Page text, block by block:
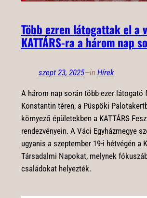
Több ezren látogattak el a
KATTÁRS-ra a három nap
szept 23, 2025—in Hírek
A három nap során több ezer látogató
Konstantin téren, a Püspöki
környező épületekben a KATTÁRS
rendezvényein. A Váci Egyházmegye
ugyanis a szeptember 19-i hétvégén a
Társadalmi Napokat, melynek
családokat helyezték.